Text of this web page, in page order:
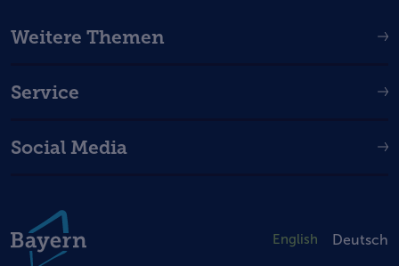
Social Media
English Deutsch
Weitere Themen
Service